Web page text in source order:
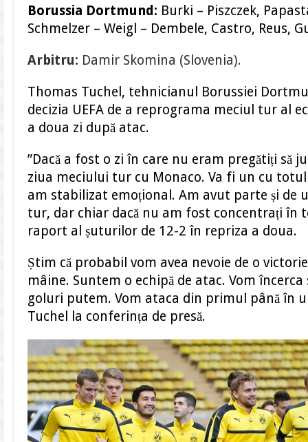
Borussia Dortmund: Burki – Piszczek,
Schmelzer – Weigl – Dembele, Castro, Reus,
Arbitru: Damir Skomina (Slovenia).
Thomas Tuchel, tehnicianul Borussiei
decizia UEFA de a reprograma meciul tur al
a doua zi după atac.
”Dacă a fost o zi în care nu eram pregătiți să
ziua meciului tur cu Monaco. Va fi un cu
am stabilizat emoțional. Am avut parte și de
tur, dar chiar dacă nu am fost concentrați în
raport al șuturilor de 12-2 în repriza a doua.
Știm că probabil vom avea nevoie de o
mâine. Suntem o echipă de atac. Vom
goluri putem. Vom ataca din primul până în
Tuchel la conferința de presă.